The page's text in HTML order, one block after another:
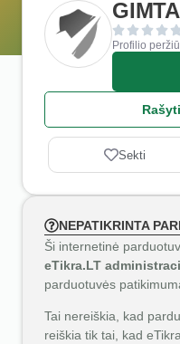
Profilio
Sekti
NEPATIKRINTA
Ši internetinė
eTikra.LT
parduotuvės
Tai nereiškia, kad
reiškia tik tai, kad